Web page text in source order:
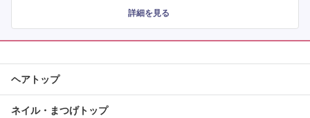
詳細を見る
ヘアトップ
ネイル・まつげトップ